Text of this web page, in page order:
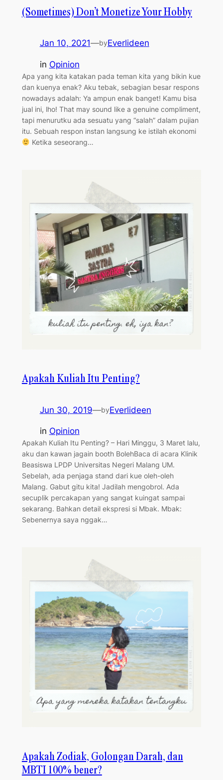
(Sometimes) Don’t Monetize Your Hobby
Jan 10, 2021—byEverlideen
in Opinion
Apa yang kita katakan pada teman kita yang bikin kue
dan kuenya enak? Aku tebak, sebagian besar respons
nowadays adalah: Ya ampun enak banget! Kamu bisa
jual ini, lho! That may sound like a genuine compliment,
tapi menurutku ada sesuatu yang “salah” dalam pujian
itu. Sebuah respon instan langsung ke istilah ekonomi
Ketika seseorang…
Apakah Kuliah Itu Penting?
Jun 30, 2019—byEverlideen
in Opinion
Apakah Kuliah Itu Penting? – Hari Minggu, 3 Maret lalu,
aku dan kawan jagain booth BolehBaca di acara Klinik
Beasiswa LPDP Universitas Negeri Malang UM.
Sebelah, ada penjaga stand dari kue oleh-oleh
Malang. Gabut gitu kita! Jadilah mengobrol. Ada
secuplik percakapan yang sangat kuingat sampai
sekarang. Bahkan detail ekspresi si Mbak. Mbak:
Sebenernya saya nggak…
Apakah Zodiak, Golongan Darah, dan
MBTI 100% bener?